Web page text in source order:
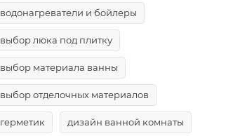
водонагреватели и бойлеры
выбор люка под плитку
выбор материала ванны
выбор отделочных материалов
герметик дизайн ванной комнаты